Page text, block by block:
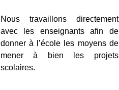
Nous travaillons directement
avec les enseignants afin de
donner à l’école les moyens de
mener à bien les projets
scolaires.